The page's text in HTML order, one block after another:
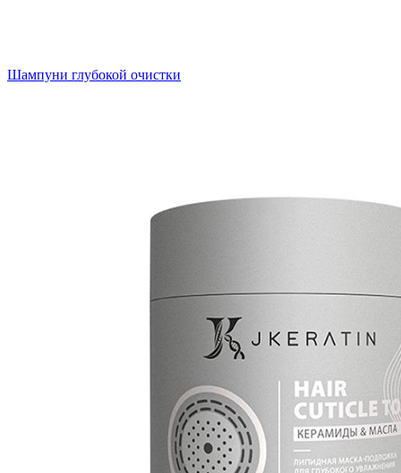
Шампуни глубокой очистки